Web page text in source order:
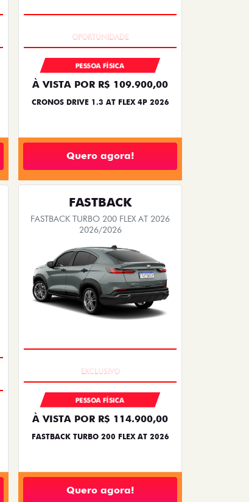
PESSOA FÍSICA
À VISTA POR R$ 109.900,00
CRONOS DRIVE 1.3 AT FLEX 4P 2026
Quero agora!
FASTBACK
FASTBACK TURBO 200 FLEX AT 2026
2026/2026
PESSOA FÍSICA
À VISTA POR R$ 114.900,00
FASTBACK TURBO 200 FLEX AT 2026
Quero agora!